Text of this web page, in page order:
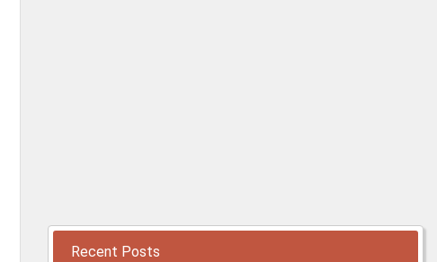
Recent Posts